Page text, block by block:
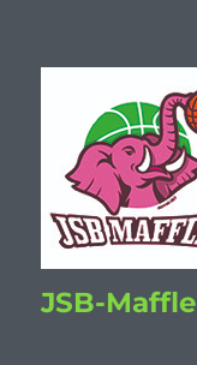
JSB-Maffle